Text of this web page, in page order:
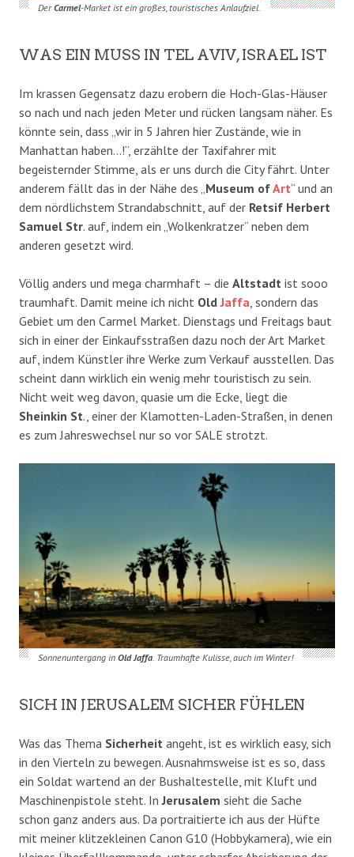
DerCarmel-Market ist ein großes, touristisches Anlaufziel.
WAS EIN MUSS IN TEL AVIV, ISRAEL IST
Im krassen Gegensatz dazu erobern die Hoch-Glas-Häuser
so nach und nach jeden Meter und rücken langsam näher. Es
könnte sein, dass „wir in 5 Jahren hier Zustände, wie in
Manhattan haben…!“, erzählte der Taxifahrer mit
begeisternder Stimme, als er uns durch die City fährt. Unter
anderem fällt das in der Nähe des „ Museum ofArt“ und an
dem nördlichstem Strandabschnitt, auf der Retsif Herbert
Samuel Str. auf, indem ein „Wolkenkratzer“ neben dem
anderen gesetzt wird.
Völlig anders und mega charmhaft – die Altstadt ist sooo
traumhaft. Damit meine ich nicht OldJaffa , sondern das
Gebiet um den Carmel Market. Dienstags und Freitags baut
sich in einer der Einkaufsstraßen dazu noch der Art Market
auf, indem Künstler ihre Werke zum Verkauf ausstellen. Das
scheint dann wirklich ein wenig mehr touristisch zu sein.
Nicht weit weg davon, quasie um die Ecke, liegt die
Sheinkin St., einer der Klamotten-Laden-Straßen, in denen
es zum Jahreswechsel nur so vor SALE strotzt.
Sonnenuntergang in Old Jaffa. Traumhafte Kulisse, auch im Winter!
SICH IN JERUSALEM SICHER FÜHLEN
Was das Thema Sicherheit angeht, ist es wirklich easy, sich
in den Vierteln zu bewegen. Ausnahmsweise ist es so, dass
ein Soldat wartend an der Bushaltestelle, mit Kluft und
Maschinenpistole steht. InJerusalem sieht die Sache
schon ganz anders aus. Da portraitierte ich aus der Hüfte
mit meiner klitzekleinen Canon G10 (Hobbykamera), wie ein